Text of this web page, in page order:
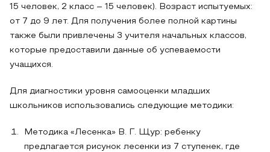
15 человек, 2 класс – 15 человек). Возраст испытуемых:
от 7 до 9 лет. Для получения более полной картины
также были привлечены 3 учителя начальных классов,
которые предоставили данные об успеваемости
учащихся.
Для диагностики уровня самооценки младших
школьников использовались следующие методики:
Методика «Лесенка» В. Г. Щур: ребенку
предлагается рисунок лесенки из 7 ступенек, где